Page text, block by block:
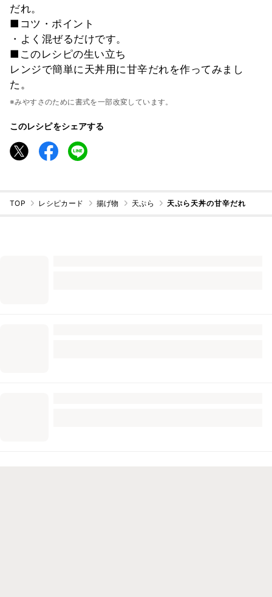
だれ。
■コツ・ポイント
・よく混ぜるだけです。
■このレシピの生い立ち
レンジで簡単に天丼用に甘辛だれを作ってみまし
た。
※みやすさのために書式を一部改変しています。
このレシピをシェアする
TOP レシピカード 揚げ物 天ぷら 天ぷら天丼の甘辛だれ